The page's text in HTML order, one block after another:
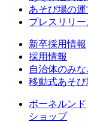
あそび場の運
プレスリリー
新卒採用情報
採用情報
自治体のみ
移動式あそ
ボーネルンド
ショップ